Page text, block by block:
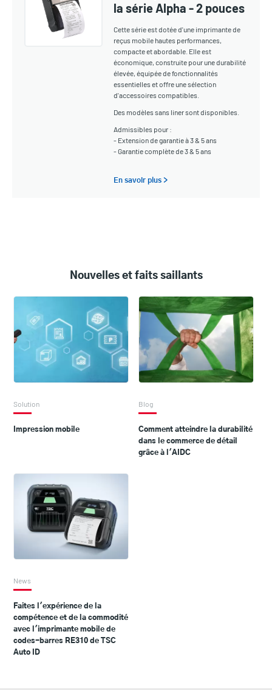
la série Alpha - 2 pouces
Cette série est dotée d'une imprimante de
reçus mobile hautes performances,
compacte et abordable. Elle est
économique, construite pour une durabilité
élevée, équipée de fonctionnalités
essentielles et offre une sélection
d'accessoires compatibles.
Des modèles sans liner sont disponibles.
Admissibles pour :
- Extension de garantie à 3 & 5 ans
- Garantie complète de 3 & 5 ans
En savoir plus >
Nouvelles et faits saillants
Solution
Impression mobile
Blog
Comment atteindre la durabilité
dans le commerce de détail
grâce à l'AIDC
News
Faites l'expérience de la
compétence et de la commodité
avec l'imprimante mobile de
codes-barres RE310 de TSC
Auto ID